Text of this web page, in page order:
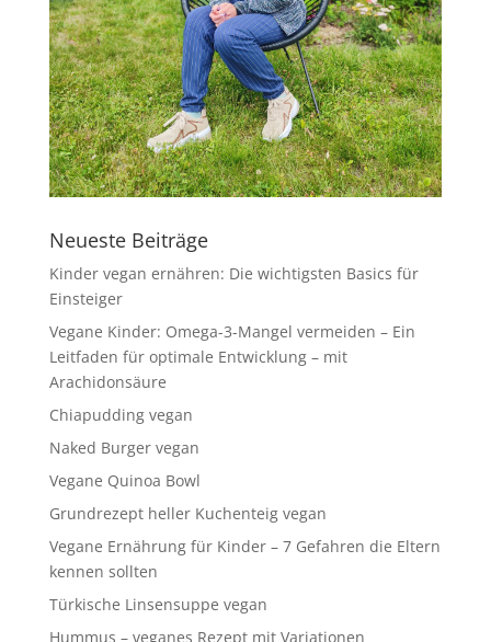
Neueste Beiträge
Kinder vegan ernähren: Die wichtigsten Basics für
Einsteiger
Vegane Kinder: Omega-3-Mangel vermeiden – Ein
Leitfaden für optimale Entwicklung – mit
Arachidonsäure
Chiapudding vegan
Naked Burger vegan
Vegane Quinoa Bowl
Grundrezept heller Kuchenteig vegan
Vegane Ernährung für Kinder – 7 Gefahren die Eltern
kennen sollten
Türkische Linsensuppe vegan
Hummus – veganes Rezept mit Variationen